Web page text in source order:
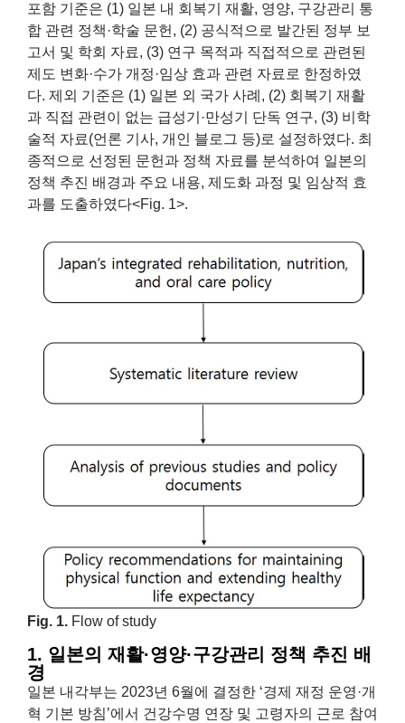
포함 기준은 (1) 일본 내 회복기 재활, 영양, 구강관리 통
합 관련 정책·학술 문헌, (2) 공식적으로 발간된 정부 보
고서 및 학회 자료, (3) 연구 목적과 직접적으로 관련된
제도 변화·수가 개정·임상 효과 관련 자료로 한정하였
다. 제외 기준은 (1) 일본 외 국가 사례, (2) 회복기 재활
과 직접 관련이 없는 급성기·만성기 단독 연구, (3) 비학
술적 자료(언론 기사, 개인 블로그 등)로 설정하였다. 최
종적으로 선정된 문헌과 정책 자료를 분석하여 일본의
정책 추진 배경과 주요 내용, 제도화 과정 및 임상적 효
과를 도출하였다<Fig. 1>.
Fig. 1. Flow of study
1. 일본의 재활·영양·구강관리 정책 추진 배
경
일본 내각부는 2023년 6월에 결정한 ‘경제 재정 운영·개
혁 기본 방침’에서 건강수명 연장 및 고령자의 근로 참여